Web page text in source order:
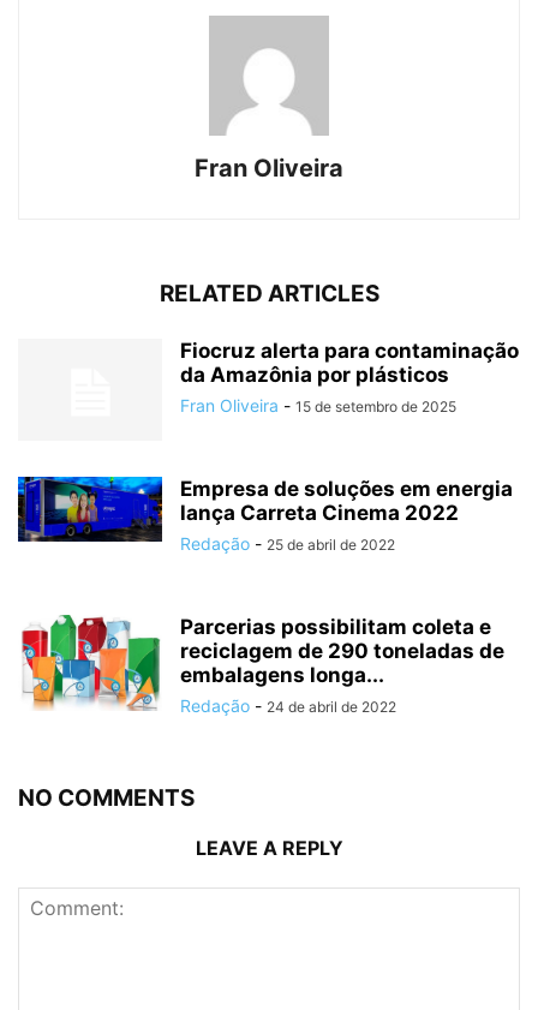
Fran Oliveira
RELATED ARTICLES
Fiocruz alerta para contaminação
da Amazônia por plásticos
Fran Oliveira - 15 de setembro de 2025
Empresa de soluções em energia
lança Carreta Cinema 2022
Redação - 25 de abril de 2022
Parcerias possibilitam coleta e
reciclagem de 290 toneladas de
embalagens longa...
Redação - 24 de abril de 2022
NO COMMENTS
LEAVE A REPLY